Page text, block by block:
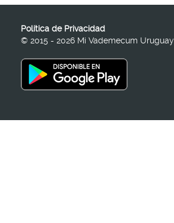
Política de Privacidad
© 2015 - 2026 Mi Vademecum Uruguay